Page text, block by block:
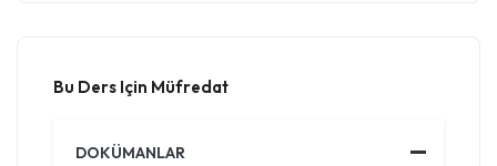
Bu Ders Için Müfredat
DOKÜMANLAR